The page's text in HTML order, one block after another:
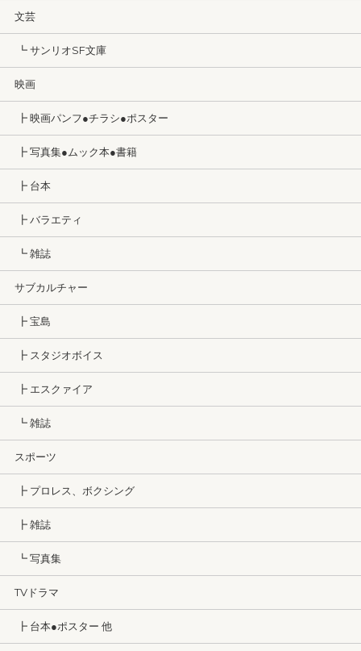
文芸
┗ サンリオSF文庫
映画
┣ 映画パンフ●チラシ●ポスター
┣ 写真集●ムック本●書籍
┣ 台本
┣ バラエティ
┗ 雑誌
サブカルチャー
┣ 宝島
┣ スタジオボイス
┣ エスクァイア
┗ 雑誌
スポーツ
┣ プロレス、ボクシング
┣ 雑誌
┗ 写真集
TVドラマ
┣ 台本●ポスター 他